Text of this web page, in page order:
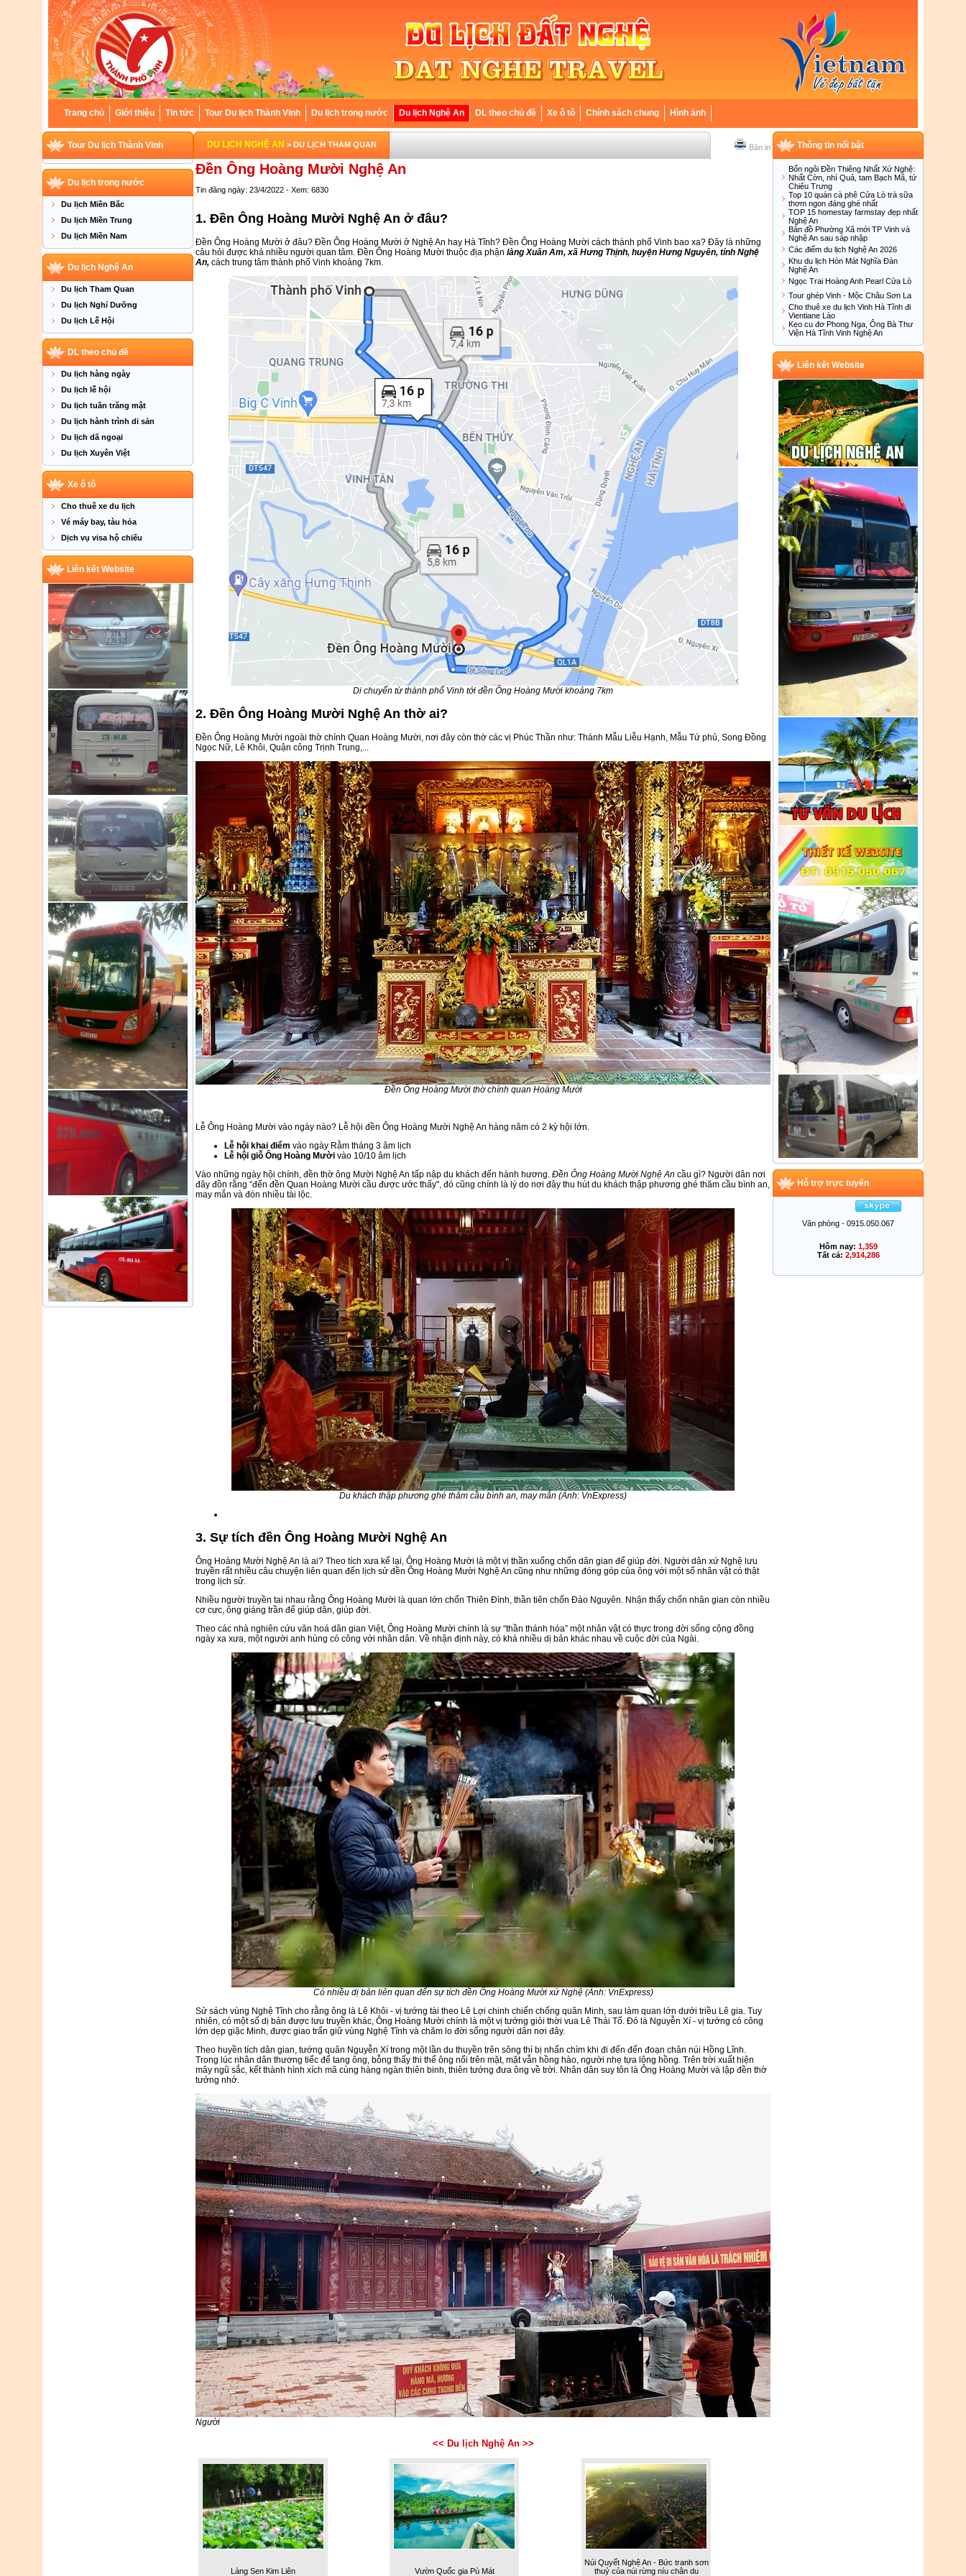
Trang chủ Giới thiệu Tin tức Tour Du lịch Thành Vinh Du lịch trong nước Du lịch Nghệ An DL theo chủ đề Xe ô tô Chính sách chung Hình ảnh
Tour Du lịch Thành Vinh
Du lịch trong nước
Du lịch Miền Bắc
Du lịch Miền Trung
Du lịch Miền Nam
Du lịch Nghệ An
Du lịch Tham Quan
Du lịch Nghỉ Dưỡng
Du lịch Lễ Hội
DL theo chủ đề
Du lịch hàng ngày
Du lịch lễ hội
Du lịch tuần trăng mật
Du lịch hành trình di sản
Du lịch dã ngoại
Du lịch Xuyên Việt
Xe ô tô
Cho thuê xe du lịch
Vé máy bay, tàu hỏa
Dịch vụ visa hộ chiếu
Liên kết Website
DU LỊCH NGHỆ AN > DU LỊCH THAM QUAN Bản in
Đền Ông Hoàng Mười Nghệ An
Tin đăng ngày: 23/4/2022 - Xem: 6830
1. Đền Ông Hoàng Mười Nghệ An ở đâu?
Đền Ông Hoàng Mười ở đâu? Đền Ông Hoàng Mười ở Nghệ An hay Hà Tĩnh? Đền Ông Hoàng Mười cách thành phố Vinh bao xa? Đây là những
câu hỏi được khá nhiều người quan tâm. Đền Ông Hoàng Mười thuộc địa phận làng Xuân Am, xã Hưng Thịnh, huyện Hưng Nguyên, tỉnh Nghệ
An, cách trung tâm thành phố Vinh khoảng 7km.
Di chuyển từ thành phố Vinh tới đền Ông Hoàng Mười khoảng 7km
2. Đền Ông Hoàng Mười Nghệ An thờ ai?
Đền Ông Hoàng Mười ngoài thờ chính Quan Hoàng Mười, nơi đây còn thờ các vị Phúc Thần như: Thánh Mẫu Liễu Hạnh, Mẫu Tứ phủ, Song Đồng
Ngọc Nữ, Lê Khôi, Quận công Trịnh Trung,...
Đền Ông Hoàng Mười thờ chính quan Hoàng Mười
Lễ Ông Hoàng Mười vào ngày nào? Lễ hội đền Ông Hoàng Mười Nghệ An hàng năm có 2 kỳ hội lớn.
Lễ hội khai điểm vào ngày Rằm tháng 3 âm lịch
Lễ hội giỗ Ông Hoàng Mười vào 10/10 âm lịch
Vào những ngày hội chính, đền thờ ông Mười Nghệ An tấp nập du khách đến hành hương. Đền Ông Hoàng Mười Nghệ An cầu gì? Người dân nơi
đây đồn rằng “đến đền Quan Hoàng Mười cầu được ước thấy", đó cũng chính là lý do nơi đây thu hút du khách thập phương ghé thăm cầu bình an,
may mắn và đón nhiều tài lộc.
Du khách thập phương ghé thăm cầu bình an, may mắn (Ảnh: VnExpress)
3. Sự tích đền Ông Hoàng Mười Nghệ An
Ông Hoàng Mười Nghệ An là ai? Theo tích xưa kể lại, Ông Hoàng Mười là một vị thần xuống chốn dân gian để giúp đời. Người dân xứ Nghệ lưu
truyền rất nhiều câu chuyện liên quan đến lịch sử đền Ông Hoàng Mười Nghệ An cũng như những đóng góp của ông với một số nhân vật có thật
trong lịch sử.
Nhiều người truyền tai nhau rằng Ông Hoàng Mười là quan lớn chốn Thiên Đình, thần tiên chốn Đào Nguyên. Nhận thấy chốn nhân gian còn nhiều
cơ cực, ông giáng trần để giúp dân, giúp đời.
Theo các nhà nghiên cứu văn hoá dân gian Việt, Ông Hoàng Mười chính là sự “thần thánh hóa” một nhân vật có thực trong đời sống cộng đồng
ngày xa xưa, một người anh hùng có công với nhân dân. Về nhận định này, có khá nhiều dị bản khác nhau về cuộc đời của Ngài.
Có nhiều dị bản liên quan đến sự tích đền Ông Hoàng Mười xứ Nghệ (Ảnh: VnExpress)
Sử sách vùng Nghệ Tĩnh cho rằng ông là Lê Khôi - vị tướng tài theo Lê Lợi chinh chiến chống quân Minh, sau làm quan lớn dưới triều Lê gia. Tuy
nhiên, có một số dị bản được lưu truyền khác, Ông Hoàng Mười chính là một vị tướng giỏi thời vua Lê Thái Tổ. Đó là Nguyễn Xí - vị tướng có công
lớn dẹp giặc Minh, được giao trấn giữ vùng Nghệ Tĩnh và chăm lo đời sống người dân nơi đây.
Theo huyền tích dân gian, tướng quân Nguyễn Xí trong một lần du thuyền trên sông thì bị nhấn chìm khi đi đến đến đoạn chân núi Hồng Lĩnh.
Trong lúc nhân dân thương tiếc để tang ông, bỗng thấy thi thể ông nổi trên mặt, mặt vẫn hồng hào, người nhẹ tựa lông hồng. Trên trời xuất hiện
mây ngũ sắc, kết thành hình xích mã cùng hàng ngàn thiên binh, thiên tướng đưa ông về trời. Nhân dân suy tôn là Ông Hoàng Mười và lập đền thờ
tưởng nhớ.
Người
<< Du lịch Nghệ An >>
Làng Sen Kim Liên Vườn Quốc gia Pù Mát
Núi Quyết Nghệ An - Bức tranh sơn
thuỷ của núi rừng níu chân du
Thông tin nổi bật
Bốn ngôi Đền Thiêng Nhất Xứ Nghệ:
Nhất Cờn, nhì Quả, tam Bạch Mã, tứ
Chiêu Trưng
Top 10 quán cà phê Cửa Lò trà sữa
thơm ngon đáng ghé nhất
TOP 15 homestay farmstay đẹp nhất
Nghệ An
Bản đồ Phường Xã mới TP Vinh và
Nghệ An sau sáp nhập
Các điểm du lịch Nghệ An 2026
Khu du lịch Hòn Mát Nghĩa Đàn
Nghệ An
Ngọc Trai Hoàng Anh Pearl Cửa Lò
Tour ghép Vinh - Mộc Châu Sơn La
Cho thuê xe du lịch Vinh Hà Tĩnh đi
Vientiane Lào
Kẹo cu đơ Phong Nga, Ông Bà Thư
Viện Hà Tĩnh Vinh Nghệ An
Liên kết Website
Hỗ trợ trực tuyến
Văn phòng - 0915.050.067
Hôm nay: 1,359
Tất cả: 2,914,286